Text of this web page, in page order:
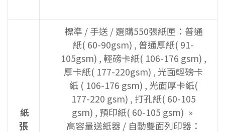
紙
張
標準 / 手送 / 選購550張紙匣：普通
紙( 60-90gsm) , 普通厚紙( 91-
105gsm) , 輕磅卡紙( 106-176 gsm) ,
厚卡紙( 177-220gsm) , 光面輕磅卡
紙 ( 106-176 gsm) , 光面厚卡紙(
177-220 gsm) , 打孔紙( 60-105
gsm) , 預印紙( 60-105 gsm)
高容量送紙器 / 自動雙面列印器：